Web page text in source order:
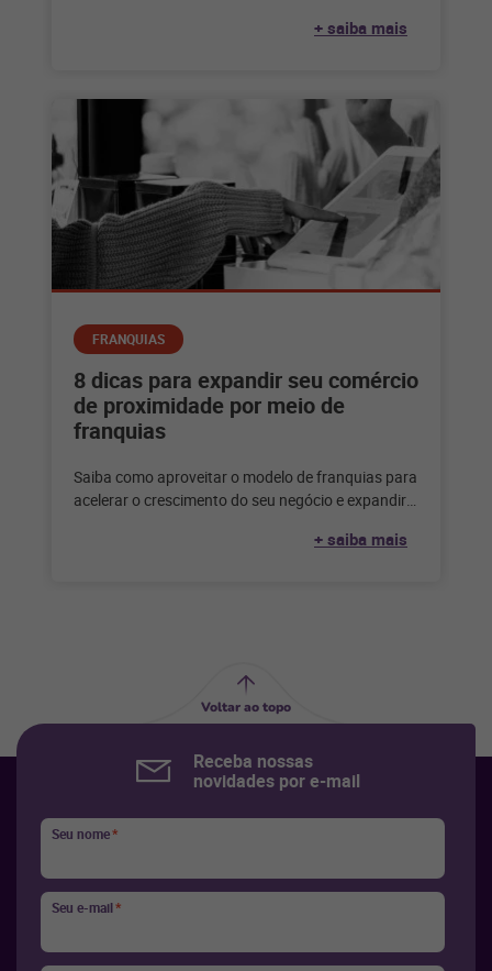
+ saiba mais
FRANQUIAS
8 dicas para expandir seu comércio
de proximidade por meio de
franquias
Saiba como aproveitar o modelo de franquias para
acelerar o crescimento do seu negócio e expandir
+ saiba mais
Voltar ao topo
Receba nossas
novidades por e-mail
Seu nome*
Seu e-mail*